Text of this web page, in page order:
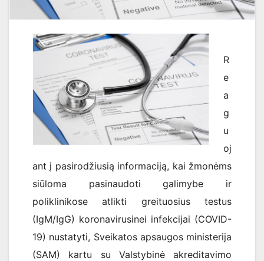
R
e
a
g
u
oj
ant į pasirodžiusią informaciją, kai žmonėms
siūloma pasinaudoti galimybe ir
poliklinikose atlikti greituosius testus
(IgM/IgG) koronavirusinei infekcijai (COVID-
19) nustatyti, Sveikatos apsaugos ministerija
(SAM) kartu su Valstybinė akreditavimo